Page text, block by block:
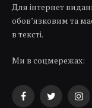
Для інтернет
обов’язковим та
в тексті.
Ми в соцмережах:
FacebookTwitter